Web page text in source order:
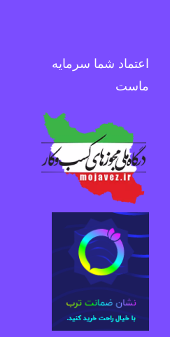
اعتماد شما سرمایه
ماست